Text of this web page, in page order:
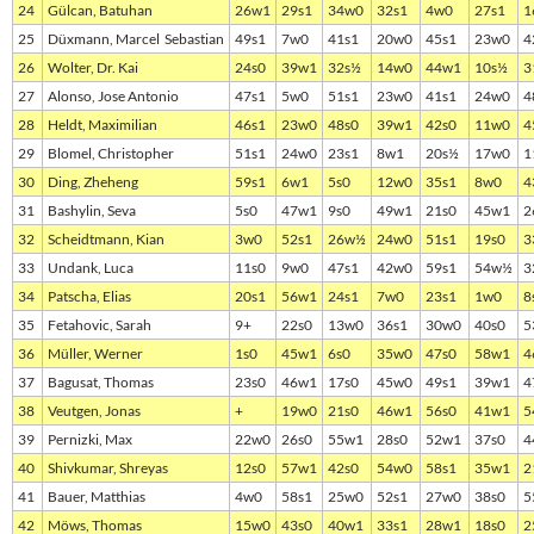
24 Gülcan, Batuhan 26w1 29s1 34w0 32s1 4w0 27s1
25
Düxmann, Marcel Sebastian 49s1 7w0 41s1 20w0 45s1 23w0
26
Wolter, Dr. Kai 24s0 39w1 32s½ 14w0 44w1 10s½
27
Alonso, Jose Antonio 47s1 5w0 51s1 23w0 41s1 24w0
28
Heldt, Maximilian 46s1 23w0 48s0 39w1 42s0 11w0
29
Blomel, Christopher 51s1 24w0 23s1 8w1 20s½ 17w0
30
Ding, Zheheng 59s1 6w1 5s0 12w0 35s1 8w0
31
Bashylin, Seva 5s0 47w1 9s0 49w1 21s0 45w1
32
Scheidtmann, Kian 3w0 52s1 26w½ 24w0 51s1 19s0
33
Undank, Luca 11s0 9w0 47s1 42w0 59s1 54w½
34
Patscha, Elias 20s1 56w1 24s1 7w0 23s1 1w0
35
Fetahovic, Sarah 9+ 22s0 13w0 36s1 30w0 40s0
36
Müller, Werner 1s0 45w1 6s0 35w0 47s0 58w1
37
Bagusat, Thomas 23s0 46w1 17s0 45w0 49s1 39w1
38
Veutgen, Jonas + 19w0 21s0 46w1 56s0 41w1
39
Pernizki, Max 22w0 26s0 55w1 28s0 52w1 37s0
40
Shivkumar, Shreyas 12s0 57w1 42s0 54w0 58s1 35w1
41
Bauer, Matthias 4w0 58s1 25w0 52s1 27w0 38s0
42
Möws, Thomas 15w0 43s0 40w1 33s1 28w1 18s0